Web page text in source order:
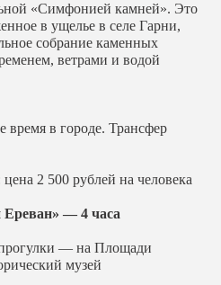
«Симфонией камней». Это
в ущелье в селе Гарни,
собрание каменных
ветрами и водой
время в городе. Трансфер
2 500 рублей на человека
Ереван» — 4 часа
— на Площади
музей